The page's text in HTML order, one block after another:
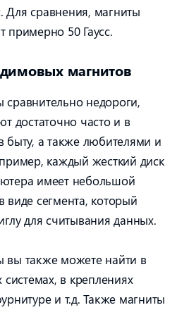
Для сравнения, магниты
примерно 50 Гаусс.
магнитов
недороги,
достаточно часто и в
а также любителями и
каждый жесткий диск
имеет небольшой
сегмента, который
для считывания данных.
вы также можете найти в
системах, в креплениях
и т.д. Также магниты